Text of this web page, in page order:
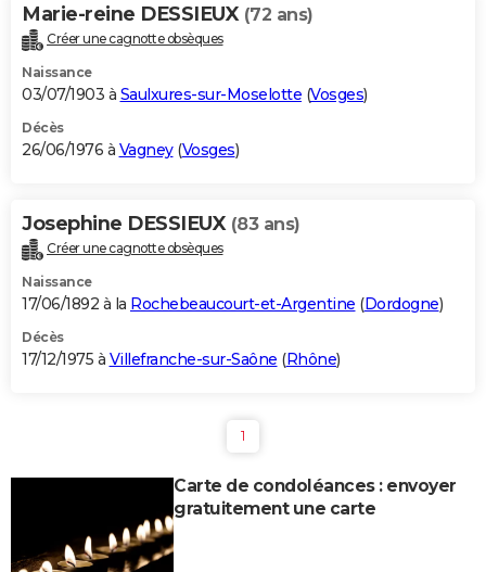
Marie-reine DESSIEUX (72 ans)
Créer une cagnotte obsèques
Naissance
03/07/1903 à Saulxures-sur-Moselotte (Vosges)
Décès
26/06/1976 à Vagney(Vosges)
Josephine DESSIEUX (83 ans)
Créer une cagnotte obsèques
Naissance
17/06/1892 à la Rochebeaucourt-et-Argentine (Dordogne)
Décès
17/12/1975 à Villefranche-sur-Saône (Rhône)
1
Carte de condoléances : envoyer
gratuitement une carte